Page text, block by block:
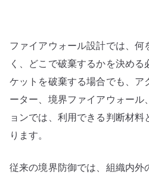
破
棄
条
配
置
る
ファイアウォール設計では、何
く、どこで破棄するかを決め
ケットを破棄する場合でも、
ーター、境界ファイアウォール
ョンでは、利用できる判断材
ります。
従来の境界防御では、組織内外